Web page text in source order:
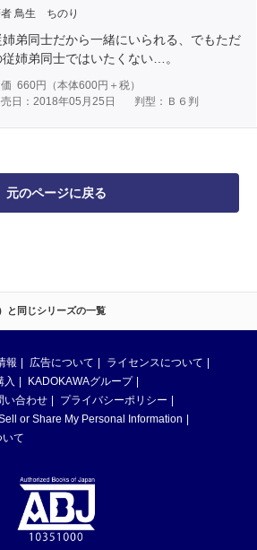
と同じシリーズの一覧
鳥生 ちのり
姉弟同士だから一緒にいられる、でもただ
従姉弟同士ではいたくない…。
660円（本体600円＋税）
日：2018年05月25日
判型：Ｂ６判
元のページに戻る
報 広告について
ライセンスについて
入
KADOKAWAグループ
い合わせ
プライバシーポリシー
or Share My Personal Information
て